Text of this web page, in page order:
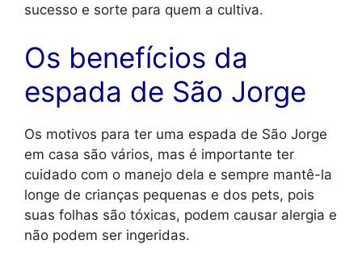
sucesso e sorte para quem a cultiva.
Os benefícios da
espada de São Jorge
Os motivos para ter uma espada de São Jorge
em casa são vários, mas é importante ter
cuidado com o manejo dela e sempre mantê-la
longe de crianças pequenas e dos pets, pois
suas folhas são tóxicas, podem causar alergia e
não podem ser ingeridas.